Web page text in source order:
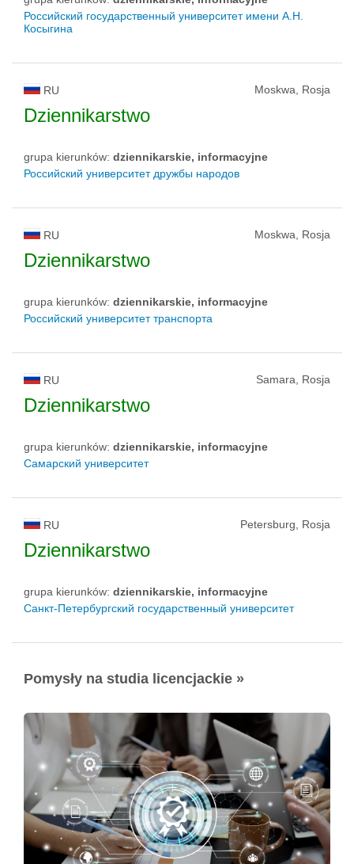
Российский государственный университет имени А.Н.
Косыгина
RU Moskwa, Rosja
Dziennikarstwo
grupa kierunków: dziennikarskie, informacyjne
Российский университет дружбы народов
RU Moskwa, Rosja
Dziennikarstwo
grupa kierunków: dziennikarskie, informacyjne
Российский университет транспорта
RU Samara, Rosja
Dziennikarstwo
grupa kierunków: dziennikarskie, informacyjne
Самарский университет
RU Petersburg, Rosja
Dziennikarstwo
grupa kierunków: dziennikarskie, informacyjne
Санкт-Петербургский государственный университет
Pomysły na studia licencjackie »